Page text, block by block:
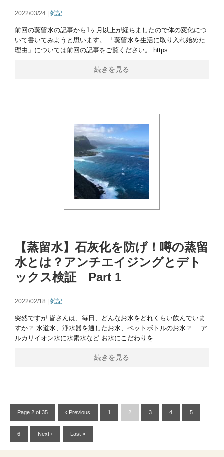
2022/03/24 | 雑記
前回の蒸留水の記事から1ヶ月以上が経ちましたので体の変化につ
いて書いてみようと思います。 「蒸留水を生活に取り入れ始めた
理由」については前回の記事をご覧ください。 https:
続きを見る
【蒸留水】石灰化を防げ！噂の蒸留
水とは？アンチエイジングとデト
ックス検証 Part 1
2022/02/18 | 雑記
突然ですが 皆さんは、毎日、どんなお水をどれくらい飲んでいま
すか？ 水道水、浄水器を通したお水、ペットボトルのお水？ ア
ルカリイオン水に水素水など お水にこだわりを
続きを見る
Page 2 of 35 ‹ Previous 1 2 3 4 5
6 Next › Last »